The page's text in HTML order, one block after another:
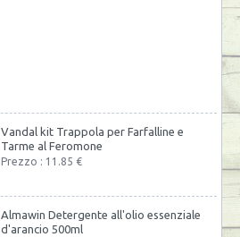
Vandal kit Trappola per Farfalline e
Tarme al Feromone
Prezzo : 11.85 €
Almawin Detergente all'olio essenziale
d'arancio 500ml